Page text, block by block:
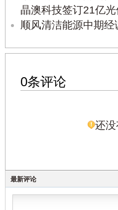
晶澳科技签订21亿
顺风清洁能源中期
0条评论
还
最新评论